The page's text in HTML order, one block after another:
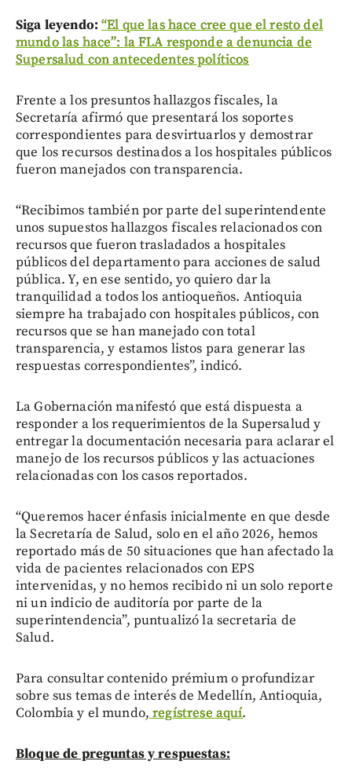
Siga leyendo: “El que las hace cree que el resto del
mundo las hace”: la FLA responde a denuncia de
Supersalud con antecedentes políticos
Frente a los presuntos hallazgos fiscales, la
Secretaría afirmó que presentará los soportes
correspondientes para desvirtuarlos y demostrar
que los recursos destinados a los hospitales públicos
fueron manejados con transparencia.
“Recibimos también por parte del superintendente
unos supuestos hallazgos fiscales relacionados con
recursos que fueron trasladados a hospitales
públicos del departamento para acciones de salud
pública. Y, en ese sentido, yo quiero dar la
tranquilidad a todos los antioqueños. Antioquia
siempre ha trabajado con hospitales públicos, con
recursos que se han manejado con total
transparencia, y estamos listos para generar las
respuestas correspondientes”, indicó.
La Gobernación manifestó que está dispuesta a
responder a los requerimientos de la Supersalud y
entregar la documentación necesaria para aclarar el
manejo de los recursos públicos y las actuaciones
relacionadas con los casos reportados.
“Queremos hacer énfasis inicialmente en que desde
la Secretaría de Salud, solo en el año 2026, hemos
reportado más de 50 situaciones que han afectado la
vida de pacientes relacionados con EPS
intervenidas, y no hemos recibido ni un solo reporte
ni un indicio de auditoría por parte de la
superintendencia”, puntualizó la secretaria de
Salud.
Para consultar contenido prémium o profundizar
sobre sus temas de interés de Medellín, Antioquia,
Colombia y el mundo, regístrese aquí.
Bloque de preguntas y respuestas: